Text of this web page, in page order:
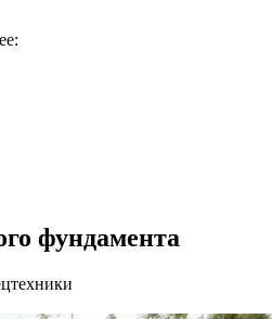
фундамента